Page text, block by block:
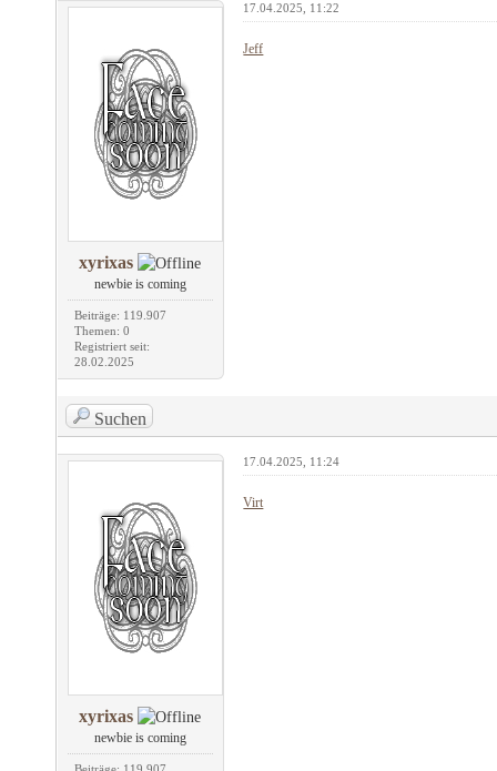
xyrixas
newbie is coming
Beiträge: 119.907
Themen: 0
Registriert seit:
28.02.2025
17.04.2025, 11:22
Jeff
Suchen
xyrixas
newbie is coming
17.04.2025, 11:24
Virt